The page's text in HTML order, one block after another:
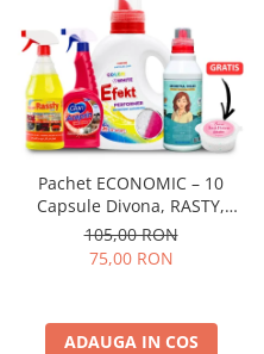
Pachet ECONOMIC – 10
Capsule Divona, RASTY,
ACEPRIN, Efekt, Secretul Deliei
+ Sare Inalbire GRATIS
105,00 RON
75,00 RON
ADAUGA IN COS